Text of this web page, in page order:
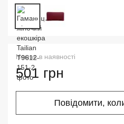
Немає в наявності
501 грн
Повідомити,